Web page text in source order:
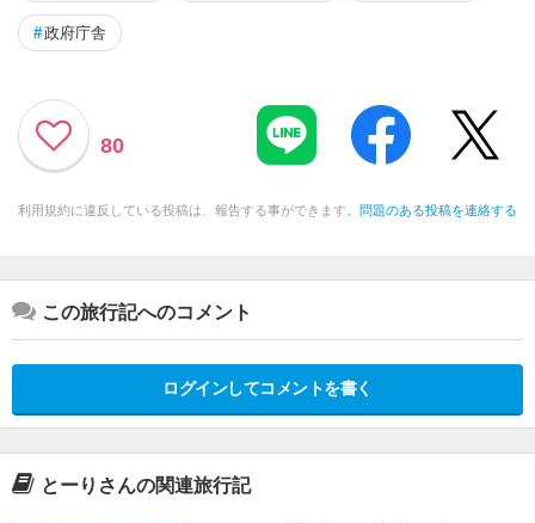
#政府庁舎
80
利用規約に違反している投稿は、報告する事ができます。 問題のある投稿を連絡する
この旅行記へのコメント
ログインしてコメントを書く
とーりさんの関連旅行記